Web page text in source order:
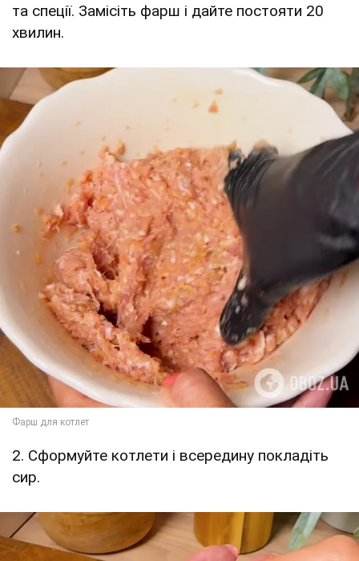
та спеції. Замісіть фарш і дайте постояти 20
хвилин.
2. Сформуйте котлети і всередину покладіть
сир.